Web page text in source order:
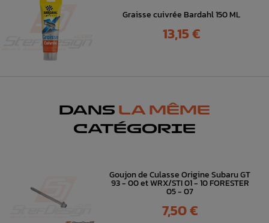
Graisse cuivrée Bardahl 150 ML
Prix
13,15 €
DANS LA MÊME
CATÉGORIE
Goujon de Culasse Origine Subaru GT
93 - 00 et WRX/STI 01 - 10 FORESTER
05 - 07
Prix
7,50 €